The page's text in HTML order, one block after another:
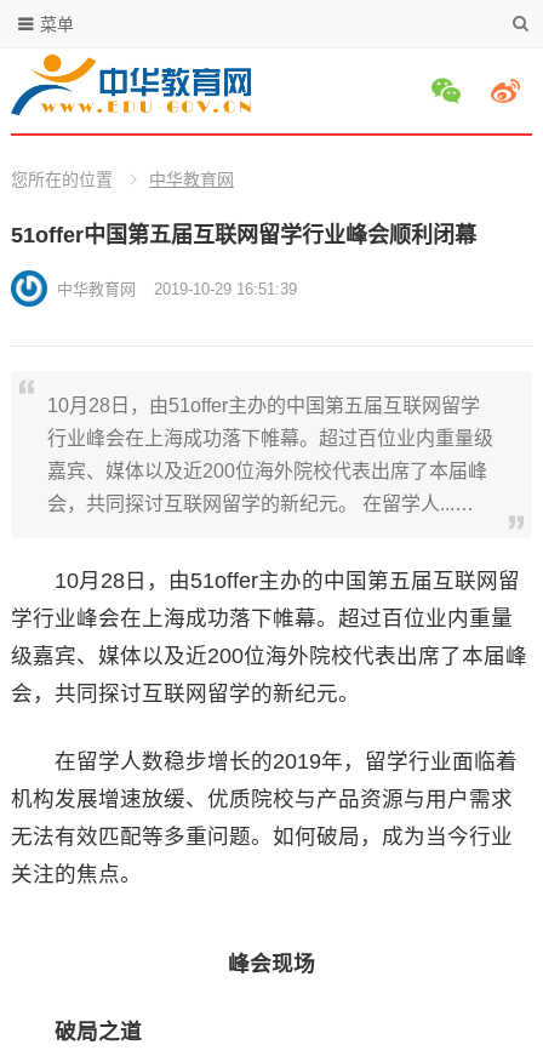
菜单
您所在的位置 中华教育网
51offer中国第五届互联网留学行业峰会顺利闭幕
中华教育网 2019-10-29 16:51:39
10月28日，由51offer主办的中国第五届互联网留学
行业峰会在上海成功落下帷幕。超过百位业内重量级
嘉宾、媒体以及近200位海外院校代表出席了本届峰
会，共同探讨互联网留学的新纪元。 在留学人...…
10月28日，由51offer主办的中国第五届互联网留
学行业峰会在上海成功落下帷幕。超过百位业内重量
级嘉宾、媒体以及近200位海外院校代表出席了本届峰
会，共同探讨互联网留学的新纪元。
在留学人数稳步增长的2019年，留学行业面临着
机构发展增速放缓、优质院校与产品资源与用户需求
无法有效匹配等多重问题。如何破局，成为当今行业
关注的焦点。
峰会现场
破局之道